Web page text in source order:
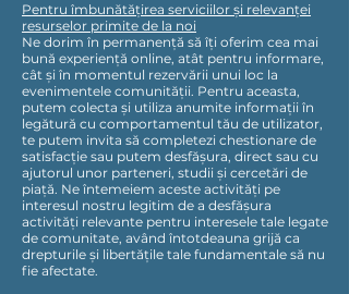
Pentru îmbunătățirea serviciilor și relevanței
resurselor primite de la noi
Ne dorim în permanență să îți oferim cea mai
bună experiență online, atât pentru informare,
cât și în momentul rezervării unui loc la
evenimentele comunității. Pentru aceasta,
putem colecta și utiliza anumite informații în
legătură cu comportamentul tău de utilizator,
te putem invita să completezi chestionare de
satisfacție sau putem desfășura, direct sau cu
ajutorul unor parteneri, studii și cercetări de
piață. Ne întemeiem aceste activități pe
interesul nostru legitim de a desfășura
activități relevante pentru interesele tale legate
de comunitate, având întotdeauna grijă ca
drepturile și libertățile tale fundamentale să nu
fie afectate.